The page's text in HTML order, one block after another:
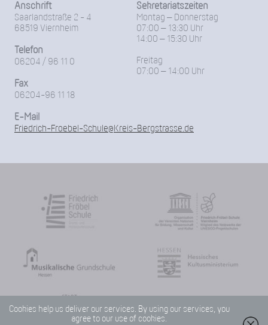
Anschrift
Saarlandstraße 2 - 4
68519 Viernheim
Telefon
06204 / 96 11 0
Fax
06204-96 11 18
Sekretariatszeiten
Montag – Donnerstag
07:00 – 13:30 Uhr
14:00 – 15:30 Uhr
Freitag
07:00 – 14:00 Uhr
E-Mail
Friedrich-Froebel-Schule@Kreis-Bergstrasse.de
Cookies help us deliver our services. By using our services, you
agree to our use of cookies.